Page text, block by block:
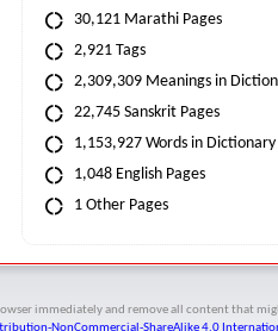
30,121 Marathi Pages
2,921 Tags
2,309,309 Meanings in
22,745 Sanskrit Pages
1,153,927 Words in Dictionary
1,048 English Pages
1 Other Pages
immediately and remove all content that